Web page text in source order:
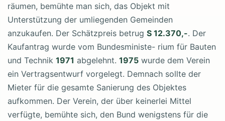
räumen, bemühte man sich, das Objekt mit
Unterstützung der umliegenden Gemeinden
anzukaufen. Der Schätzpreis betrug S 12.370,-. Der
Kaufantrag wurde vom Bundesministe- rium für Bauten
und Technik 1971 abgelehnt. 1975 wurde dem Verein
ein Vertragsentwurf vorgelegt. Demnach sollte der
Mieter für die gesamte Sanierung des Objektes
aufkommen. Der Verein, der über keinerlei Mittel
verfügte, bemühte sich, den Bund wenigstens für die